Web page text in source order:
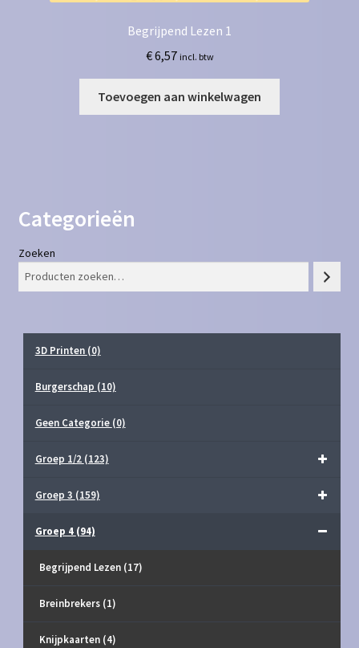
Begrijpend Lezen 1
€6,57 incl. btw
Toevoegen aan winkelwagen
Categorieën
Zoeken
3D Printen (0)
Burgerschap (10)
Geen Categorie (0)
Groep 1/2 (123)
Groep 3 (159)
Groep 4 (94)
Begrijpend Lezen (17)
Breinbrekers (1)
Knijpkaarten (4)